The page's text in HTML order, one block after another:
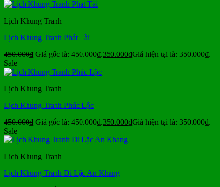
Lịch Khung Tranh
Lịch Khung Tranh Phát Tài
450.000₫ Giá gốc là: 450.000₫.350.000₫Giá hiện tại là: 350.000₫.
Sale
Lịch Khung Tranh
Lịch Khung Tranh Phúc Lộc
450.000₫ Giá gốc là: 450.000₫.350.000₫Giá hiện tại là: 350.000₫.
Sale
Lịch Khung Tranh
Lịch Khung Tranh Di Lặc An Khang